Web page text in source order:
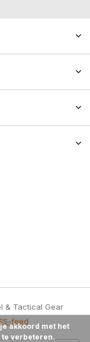
& Tactical Gear
feed
akkoord met het
te verbeteren.